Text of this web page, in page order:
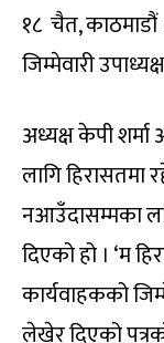
१८ चैत,
जिम्मेवारी
अध्यक्ष केपी
लागि हिरासतमा
नआउँदासम्मका
दिएको हो । ‘म
कार्यवाहकको